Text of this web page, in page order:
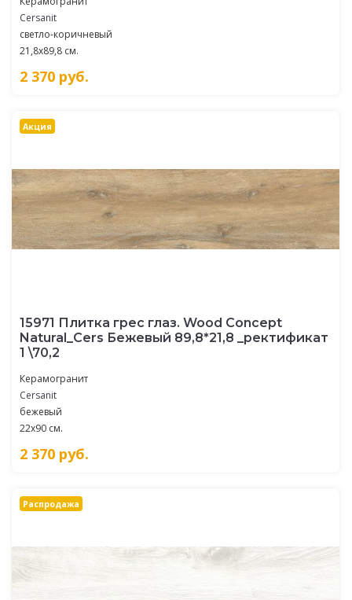
Cersanit
светло-коричневый
21,8x89,8 см.
2 370 руб.
Акция
15971 Плитка грес глаз. Wood Concept
Natural_Cers Бежевый 89,8*21,8 _ректификат
1 \70,2
Керамогранит
Cersanit
бежевый
22x90 см.
2 370 руб.
Распродажа